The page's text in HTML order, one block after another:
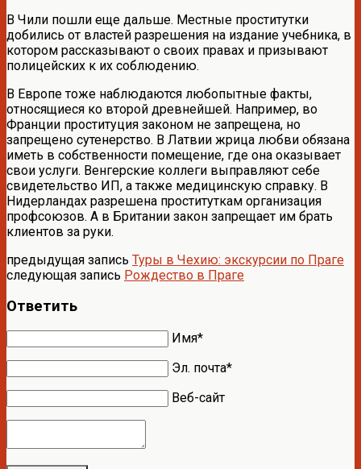
В Чили пошли еще дальше. Местные проститутки
добились от властей разрешения на издание учебника, в
котором рассказывают о своих правах и призывают
полицейских к их соблюдению.
В Европе тоже наблюдаются любопытные факты,
относящиеся ко второй древнейшей. Например, во
Франции проституция законом не запрещена, но
запрещено сутенерство. В Латвии жрица любви обязана
иметь в собственности помещение, где она оказывает
свои услуги. Венгерские коллеги выправляют себе
свидетельство ИП, а также медицинскую справку. В
Нидерландах разрешена проституткам организация
профсоюзов. А в Британии закон запрещает им брать
клиентов за руки.
предыдущая запись Туры в Чехию: экскурсии по Праге
следующая запись Рождество в Праге
Ответить
Имя*
Эл. почта*
Веб-сайт